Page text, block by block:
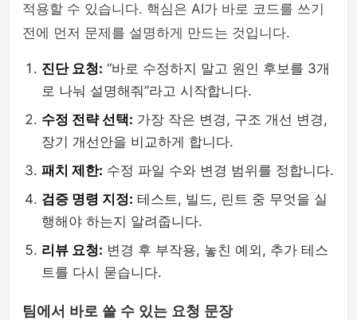
적용할 수 있습니다. 핵심은 AI가 바로 코드를 쓰기
전에 먼저 문제를 설명하게 만드는 것입니다.
진단 요청: “바로 수정하지 말고 원인 후보를 3개
로 나눠 설명해줘”라고 시작합니다.
수정 전략 선택: 가장 작은 변경, 구조 개선 변경,
장기 개선안을 비교하게 합니다.
패치 제한: 수정 파일 수와 변경 범위를 정합니다.
검증 명령 지정: 테스트, 빌드, 린트 중 무엇을 실
행해야 하는지 알려줍니다.
리뷰 요청: 변경 후 부작용, 놓친 예외, 추가 테스
트를 다시 묻습니다.
팀에서 바로 쓸 수 있는 요청 문장